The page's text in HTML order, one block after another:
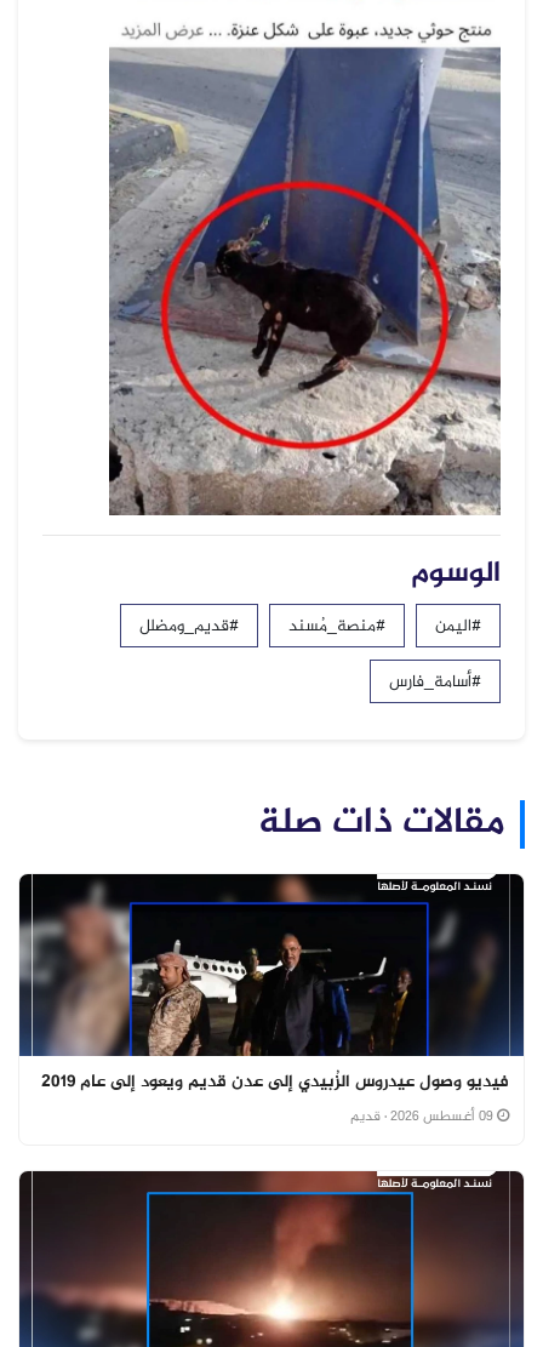
الوسوم
#اليمن #منصة_مُسند
#قديم_ومضلل
#أسامة_فارس
مقالات ذات صلة
فيديو وصول عيدروس الزُبيدي إلى عدن قديم ويعود إلى عام 2019
· قديم